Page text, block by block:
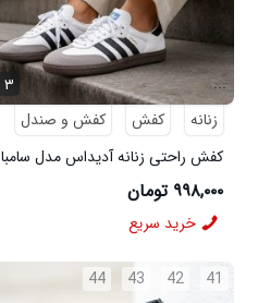
۳
...
زنانه
کفش
کفش و صندل
کفش راحتی زنانه آدیداس مدل سامبا
سفید
۹۹۸,۰۰۰ تومان
خرید سریع
41
42
43
44